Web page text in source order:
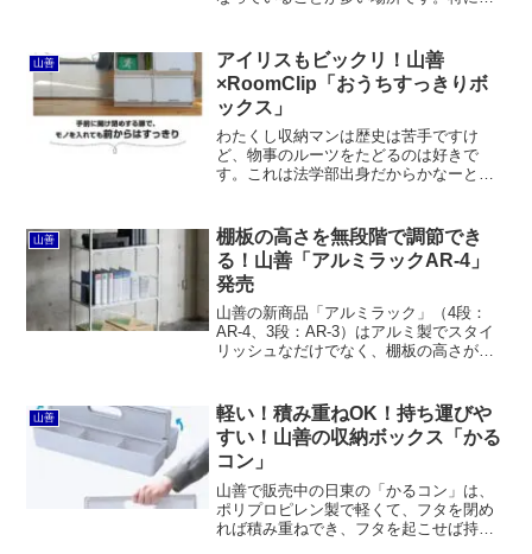
ともよくあります。押入れはクローゼッ
トに比べると奥行が深いこ...
山善
アイリスもビックリ！山善
×RoomClip「おうちすっきりボ
ックス」
わたくし収納マンは歴史は苦手ですけ
ど、物事のルーツをたどるのは好きで
す。これは法学部出身だからかなーと勝
でした。しかし、総論は割りとシンプル
で、まず憲法というものがあり...
山善
棚板の高さを無段階で調節でき
る！山善「アルミラックAR-4」
発売
山善の新商品「アルミラック」（4段：
AR-4、3段：AR-3）はアルミ製でスタイ
リッシュなだけでなく、棚板の高さが無
で一般的なメタルラックには劣るものの
ホームユースなら十分と言えるレベルで
す。
山善
軽い！積み重ねOK！持ち運びや
すい！山善の収納ボックス「かる
コン」
山善で販売中の日東の「かるコン」は、
ポリプロピレン製で軽くて、フタを閉め
れば積み重ねでき、フタを起こせば持ち